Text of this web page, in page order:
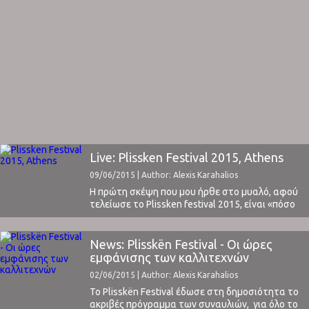
Live: Plissken Festival 2015, Athens
09/06/2015 | Author: Alexis Karahalios
Η πρώτη σκέψη που μου ήρθε στο μυαλό, αφού
τελείωσε το Plissken festival 2015, είναι «πόσο
τυχεροί είμαστε που έχουμε στην Ελλάδα ένα
τέτοιο φεστιβάλ, που δεν έχει να ζηλέψει
τίποτα από αντίστοιχα μικρά φεστιβάλ του
εξωτερικού!» Αναμφισβήτητα το μουσικό
γεγονός της χρονιάς στην Ελλάδα. Μεγάλα
συγκροτήματα (χωρίς συνταξιούχους της ...
News: Plisskën Festival - Οι ώρες
εμφάνισης των καλλιτεχνών
02/06/2015 | Author: Alexis Karahalios
To Plisskën Festival έδωσε στη δημοσιότητα το
ακριβές πρόγραμμα των συναυλιών, για όλο το